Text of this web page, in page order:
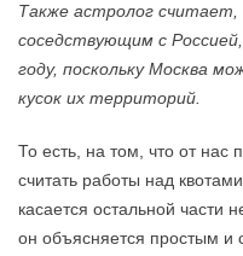
Также астролог
соседствующим с
году, поскольку Москва
кусок их территорий.
То есть, на том, что от нас
считать работы над
касается остальной части
он объясняется простым и